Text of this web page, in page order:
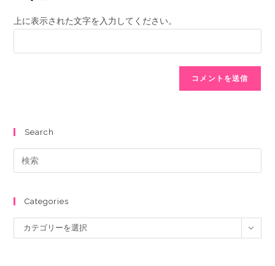
上に表示された文字を入力してください。
Search
Categories
カテゴリーを選択